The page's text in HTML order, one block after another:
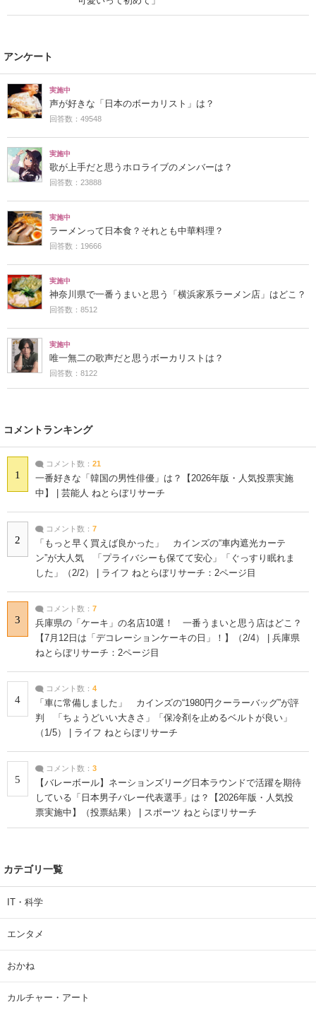
アンケート
実施中
声が好きな「日本のボーカリスト」は？
回答数：49548
実施中
歌が上手だと思うホロライブのメンバーは？
回答数：23888
実施中
ラーメンって日本食？それとも中華料理？
回答数：19666
実施中
神奈川県で一番うまいと思う「横浜家系ラーメン店」はどこ？
回答数：8512
実施中
唯一無二の歌声だと思うボーカリストは？
回答数：8122
コメントランキング
1
コメント数： 21
一番好きな「韓国の男性俳優」は？【2026年版・人気投票実施
中】 | 芸能人 ねとらぼリサーチ
2
コメント数： 7
「もっと早く買えば良かった」 カインズの“車内遮光カーテ
ン”が大人気 「プライバシーも保てて安心」「ぐっすり眠れま
した」（2/2） | ライフ ねとらぼリサーチ：2ページ目
3
コメント数： 7
兵庫県の「ケーキ」の名店10選！ 一番うまいと思う店はどこ？
【7月12日は「デコレーションケーキの日」！】（2/4） | 兵庫県
ねとらぼリサーチ：2ページ目
4
コメント数： 4
「車に常備しました」 カインズの“1980円クーラーバッグ”が評
判 「ちょうどいい大きさ」「保冷剤を止めるベルトが良い」
（1/5） | ライフ ねとらぼリサーチ
5
コメント数： 3
【バレーボール】ネーションズリーグ日本ラウンドで活躍を期待
している「日本男子バレー代表選手」は？【2026年版・人気投
票実施中】（投票結果） | スポーツ ねとらぼリサーチ
カテゴリ一覧
IT・科学
エンタメ
おかね
カルチャー・アート